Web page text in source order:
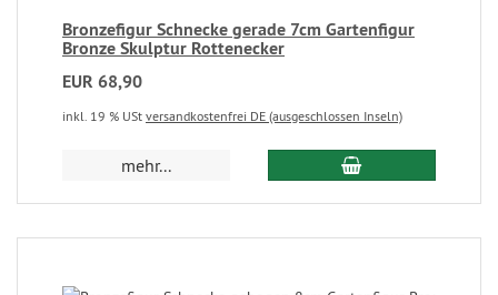
Bronzefigur Schnecke gerade 7cm Gartenfigur
Bronze Skulptur Rottenecker
EUR 68,90
inkl. 19 % USt versandkostenfrei DE (ausgeschlossen Inseln)
mehr...